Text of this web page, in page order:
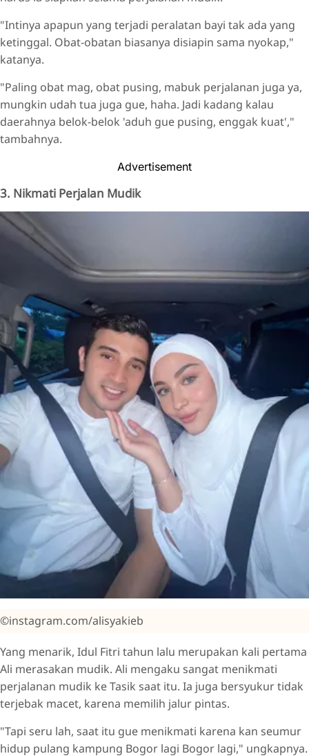
"Intinya apapun yang terjadi peralatan bayi tak ada yang
ketinggal. Obat-obatan biasanya disiapin sama nyokap,"
katanya.
"Paling obat mag, obat pusing, mabuk perjalanan juga ya,
mungkin udah tua juga gue, haha. Jadi kadang kalau
daerahnya belok-belok 'aduh gue pusing, enggak kuat',"
tambahnya.
Advertisement
3. Nikmati Perjalan Mudik
©instagram.com/alisyakieb
Yang menarik, Idul Fitri tahun lalu merupakan kali pertama
Ali merasakan mudik. Ali mengaku sangat menikmati
perjalanan mudik ke Tasik saat itu. Ia juga bersyukur tidak
terjebak macet, karena memilih jalur pintas.
"Tapi seru lah, saat itu gue menikmati karena kan seumur
hidup pulang kampung Bogor lagi Bogor lagi," ungkapnya.